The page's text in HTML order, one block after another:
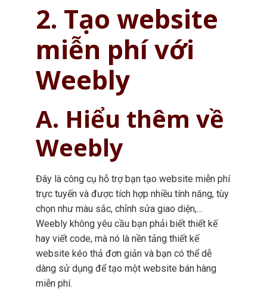
2. Tạo website
miễn phí với
Weebly
A. Hiểu thêm về
Weebly
Đây là công cụ hỗ trợ bạn tạo website miễn phí
trực tuyến và được tích hợp nhiều tính năng, tùy
chọn như màu sắc, chỉnh sửa giao diện,…
Weebly không yêu cầu bạn phải biết thiết kế
hay viết code, mà nó là nền tảng thiết kế
website kéo thả đơn giản và bạn có thể dễ
dàng sử dụng để tạo một website bán hàng
miễn phí.